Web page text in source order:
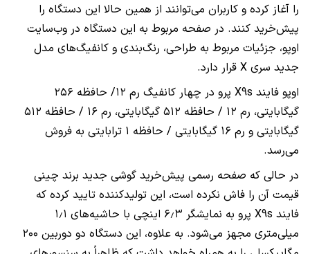
را آغاز کرده و کاربران می‌توانند از همین حالا این دستگاه را
پیش‌خرید کنند. در صفحه مربوط به این دستگاه در وب‌سایت
اوپو، جزئیات مربوط به طراحی، رنگ‌بندی و کانفیگ‌های مدل
جدید سری X قرار دارد.
اوپو فایند X9s پرو در چهار کانفیگ رم ۱۲/ حافظه ۲۵۶
گیگابایتی، رم ۱۲ / حافظه ۵۱۲ گیگابایتی، رم ۱۶ / حافظه ۵۱۲
گیگابایتی و رم ۱۶ گیگابایتی / حافظه ۱ ترابایتی به فروش
می‌رسد.
در حالی که صفحه رسمی پیش‌خرید گوشی جدید برند چینی
قیمت آن را فاش نکرده است، این تولیدکننده تایید کرده که
فایند X9s پرو به نمایشگر ۶٫۳ اینچی با حاشیه‌های ۱٫۱
میلی‌متری مجهز می‌شود. به علاوه، این دستگاه دو دوربین ۲۰۰